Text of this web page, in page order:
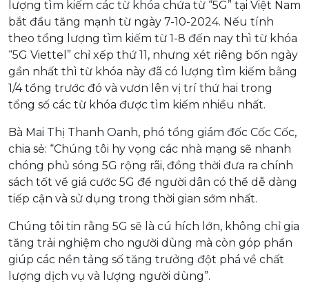
lượng tìm kiếm các từ khóa chứa từ “5G” tại Việt Nam
bắt đầu tăng mạnh từ ngày 7-10-2024. Nếu tính
theo tổng lượng tìm kiếm từ 1-8 đến nay thì từ khóa
“5G Viettel” chỉ xếp thứ 11, nhưng xét riêng bốn ngày
gần nhất thì từ khóa này đã có lượng tìm kiếm bằng
1/4 tổng trước đó và vươn lên vị trí thứ hai trong
tổng số các từ khóa được tìm kiếm nhiều nhất.
Bà Mai Thị Thanh Oanh, phó tổng giám đốc Cốc Cốc,
chia sẻ: “Chúng tôi hy vọng các nhà mạng sẽ nhanh
chóng phủ sóng 5G rộng rãi, đồng thời đưa ra chính
sách tốt về giá cước 5G để người dân có thể dễ dàng
tiếp cận và sử dụng trong thời gian sớm nhất.
Chúng tôi tin rằng 5G sẽ là cú hích lớn, không chỉ gia
tăng trải nghiệm cho người dùng mà còn góp phần
giúp các nền tảng số tăng trưởng đột phá về chất
lượng dịch vụ và lượng người dùng”.